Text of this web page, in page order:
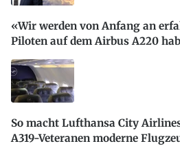
«Wir werden von Anfang an
Piloten auf dem Airbus A220
So macht Lufthansa City
A319-Veteranen moderne